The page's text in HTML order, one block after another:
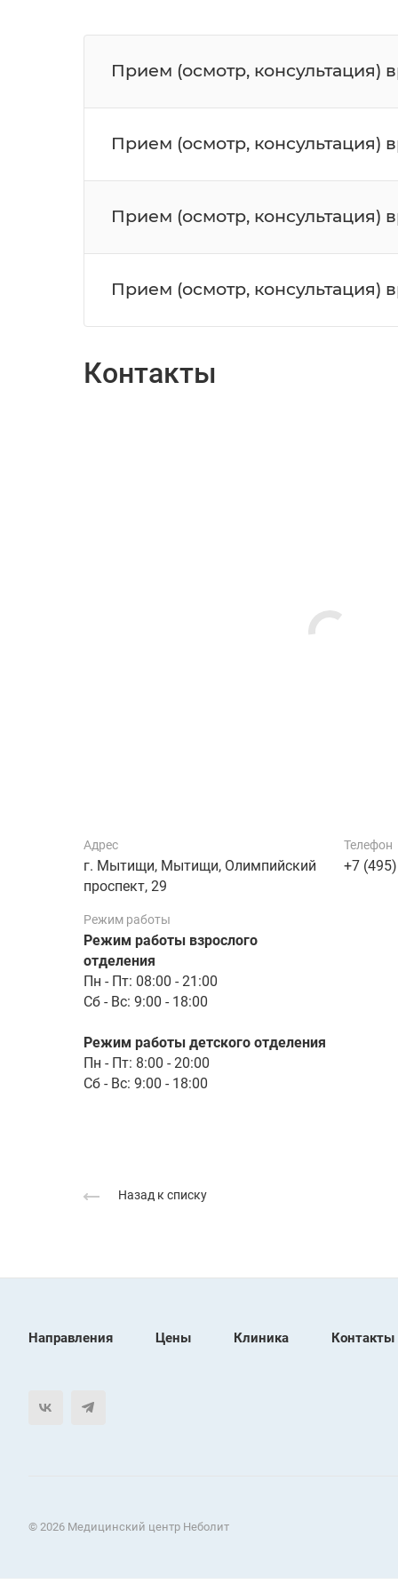
Прием (осмотр, консультация)
Прием (осмотр, консультация)
Прием (осмотр, консультация)
Прием (осмотр, консультация)
Контакты
Адрес
г. Мытищи, Мытищи, Олимпийский
проспект, 29
Режим работы
Режим работы взрослого
отделения
Пн - Пт: 08:00 - 21:00
Сб - Вс: 9:00 - 18:00
Режим работы детского отделения
Пн - Пт: 8:00 - 20:00
Сб - Вс: 9:00 - 18:00
Телефон
+7
Назад к списку
Направления Цены Клиника Контакты
© 2026 Медицинский центр Неболит